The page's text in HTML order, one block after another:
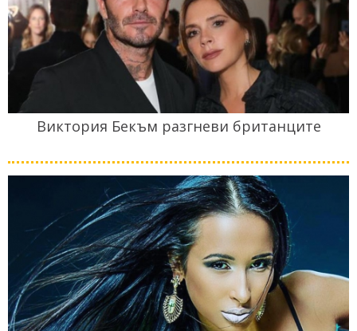
Виктория Бекъм разгневи британците